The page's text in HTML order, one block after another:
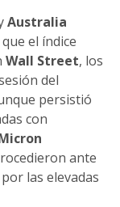
Australia
el índice
Wall Street, los
del
persistió
con
ante
las elevadas